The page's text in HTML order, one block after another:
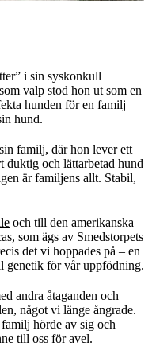
i sin syskonkull
valp stod hon ut som en
hunden för en familj
hund.
familj, där hon lever ett
och lättarbetad hund
är familjens allt. Stabil,
och till den amerikanska
som ägs av Smedstorpets
det vi hoppades på – en
genetik för vår uppfödning.
andra åtaganden och
något vi länge ångrade.
hörde av sig och
till oss för avel.